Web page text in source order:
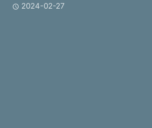
 2024-02-27